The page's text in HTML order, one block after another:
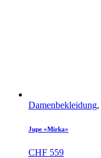
Damenbekleidung,
Jupe «Mirka»
CHF 559